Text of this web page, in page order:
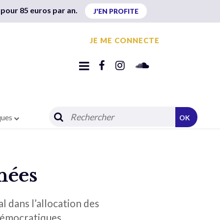
85 euros par an. J'EN PROFITE
JE ME CONNECTE
OK
l’allocation des